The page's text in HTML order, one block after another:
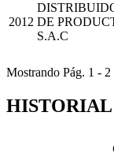
2012 DE
S.A.C
Mostrando Pág. 1 - 2
HISTORIAL